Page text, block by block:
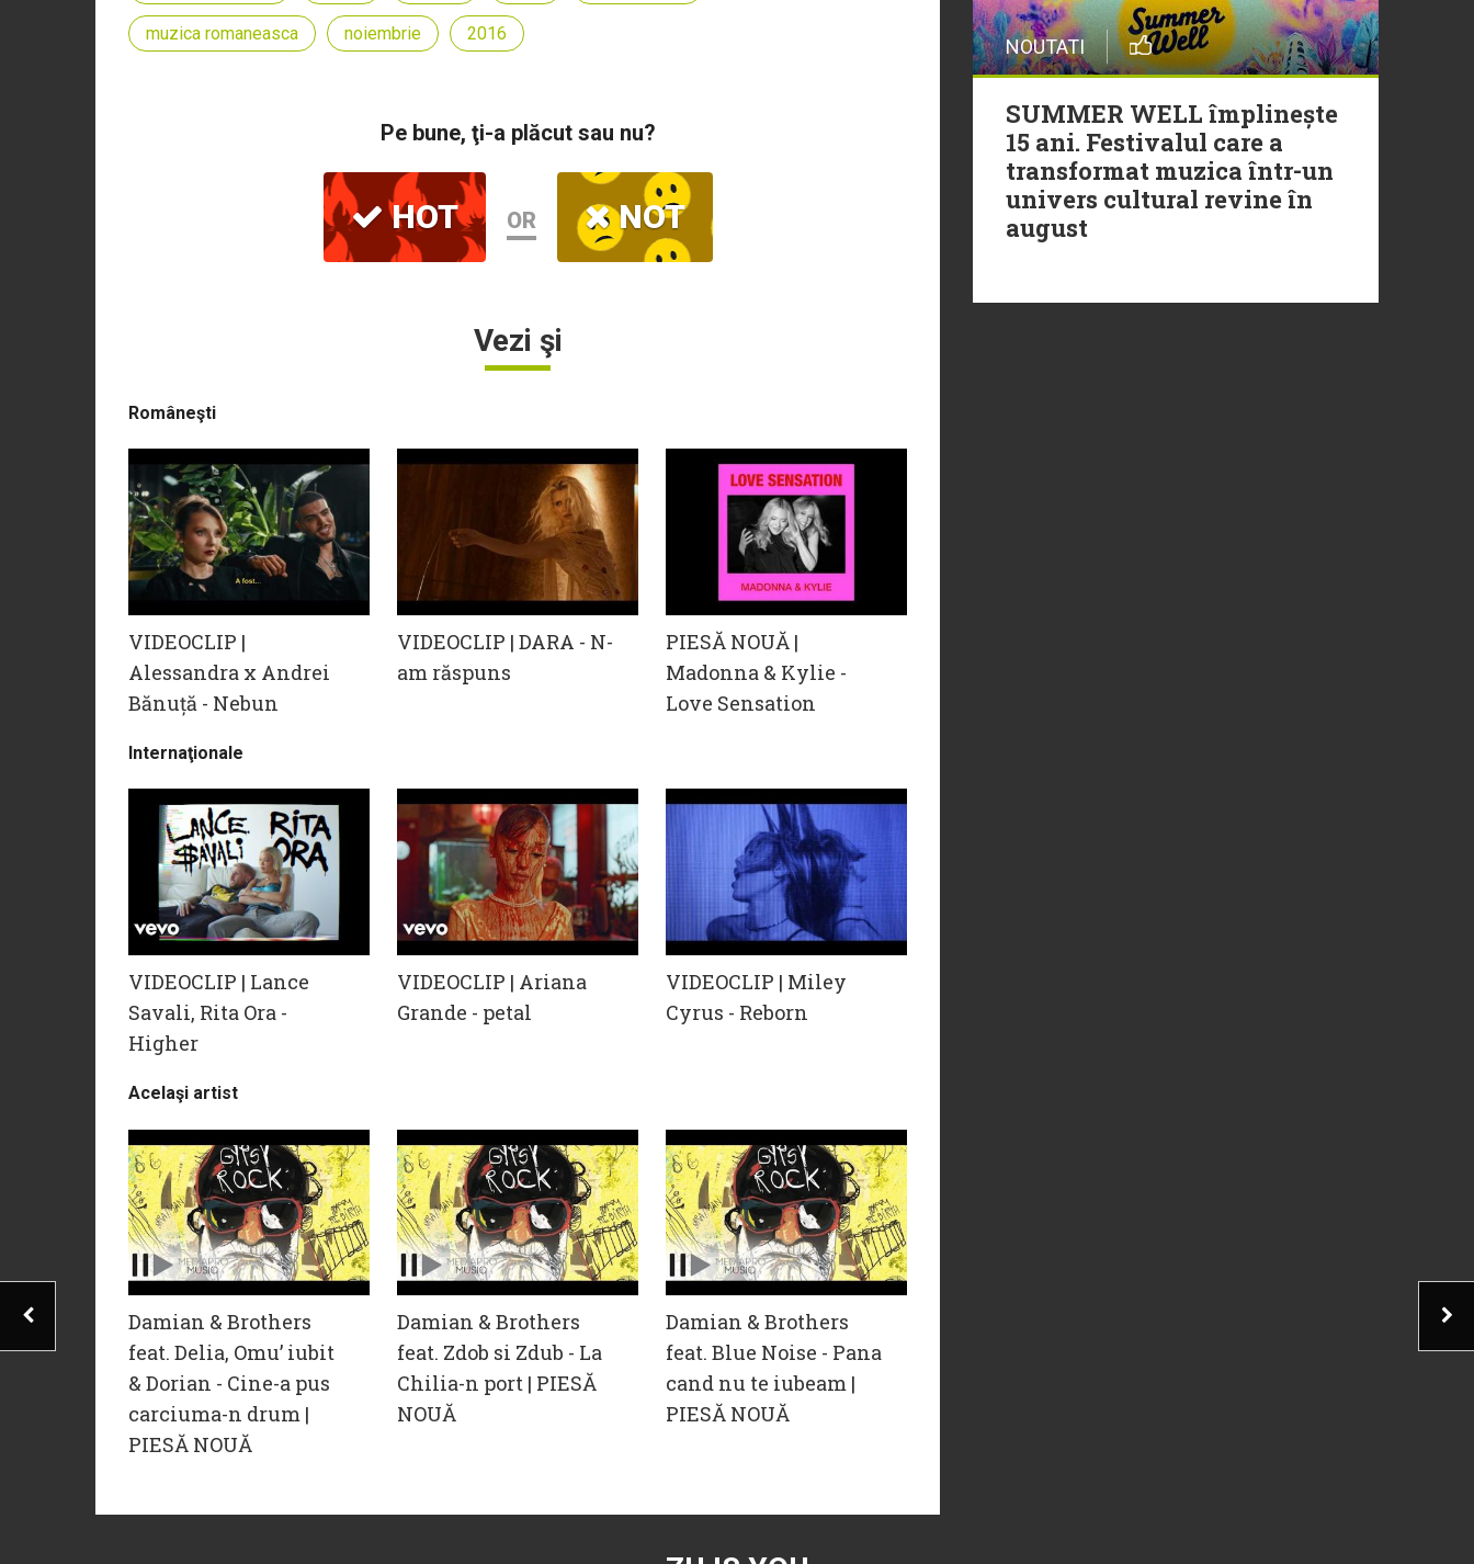
muzica romaneasca noiembrie 2016
Pe bune, ţi-a plăcut sau nu?
HOT OR NOT
Vezi şi
Româneşti
VIDEOCLIP |
Alessandra x Andrei
Bănuță - Nebun
VIDEOCLIP | DARA - N-
am răspuns
PIESĂ NOUĂ |
Madonna & Kylie -
Love Sensation
Internaţionale
VIDEOCLIP | Lance
Savali, Rita Ora -
Higher
VIDEOCLIP | Ariana
Grande - petal
VIDEOCLIP | Miley
Cyrus - Reborn
Acelaşi artist
Damian & Brothers
feat. Delia, Omu’ iubit
& Dorian - Cine-a pus
carciuma-n drum |
PIESĂ NOUĂ
Damian & Brothers
feat. Zdob si Zdub - La
Chilia-n port | PIESĂ
NOUĂ
Damian & Brothers
feat. Blue Noise - Pana
cand nu te iubeam |
PIESĂ NOUĂ
20 Iulie
Torpedoul lui Morar: Theo
Rose - „Ceai lângă tine”
NOUTATI
SUMMER WELL împlinește
15 ani. Festivalul care a
transformat muzica într-un
univers cultural revine în
august